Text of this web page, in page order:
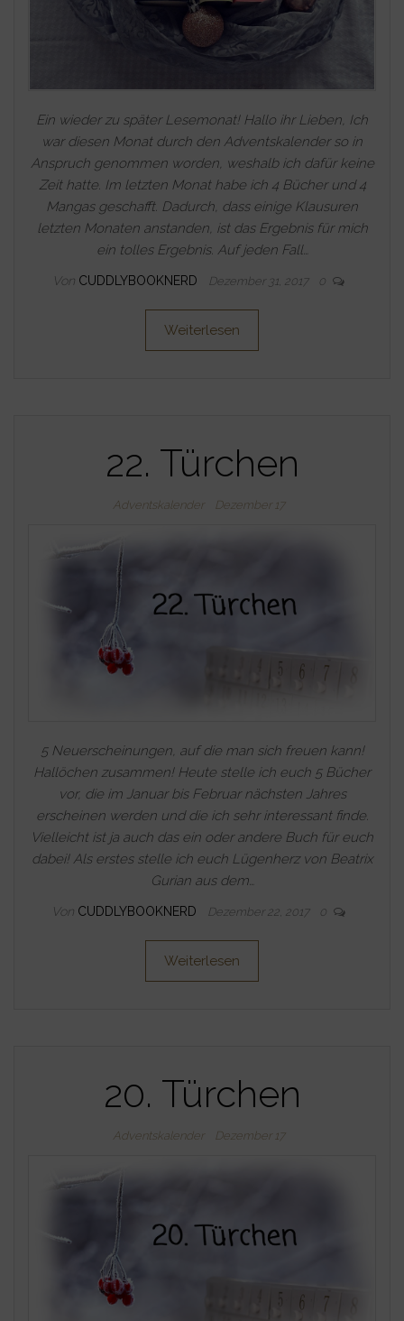
Ein wieder zu später Lesemonat! Hallo ihr Lieben, Ich
war diesen Monat durch den Adventskalender so in
Anspruch genommen worden, weshalb ich dafür keine
Zeit hatte. Im letzten Monat habe ich 4 Bücher und 4
Mangas geschafft. Dadurch, dass einige Klausuren
letzten Monaten anstanden, ist das Ergebnis für mich
ein tolles Ergebnis. Auf jeden Fall…
Von CUDDLYBOOKNERD Dezember 31, 2017 0
Weiterlesen
22. Türchen
Adventskalender Dezember 17
5 Neuerscheinungen, auf die man sich freuen kann!
Hallöchen zusammen! Heute stelle ich euch 5 Bücher
vor, die im Januar bis Februar nächsten Jahres
erscheinen werden und die ich sehr interessant finde.
Vielleicht ist ja auch das ein oder andere Buch für euch
dabei! Als erstes stelle ich euch Lügenherz von Beatrix
Gurian aus dem…
Von CUDDLYBOOKNERD Dezember 22, 2017 0
Weiterlesen
20. Türchen
Adventskalender Dezember 17